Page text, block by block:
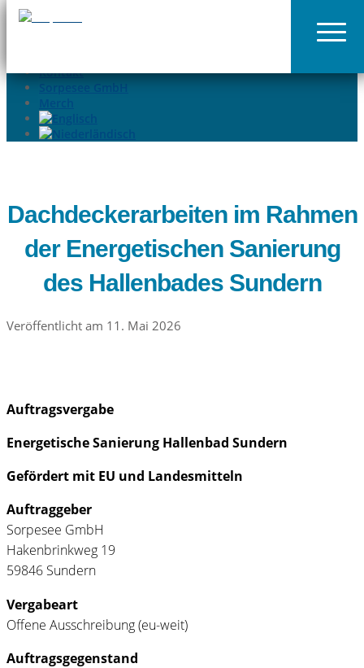
02935-9699015
Kontakt
Sorpesee GmbH
Merch
Dachdeckerarbeiten im Rahmen
der Energetischen Sanierung
des Hallenbades Sundern
Veröffentlicht am 11. Mai 2026
Auftragsvergabe
Energetische Sanierung Hallenbad Sundern
Gefördert mit EU und Landesmitteln
Auftraggeber
Sorpesee GmbH
Hakenbrinkweg 19
59846 Sundern
Vergabeart
Offene Ausschreibung (eu-weit)
Auftragsgegenstand